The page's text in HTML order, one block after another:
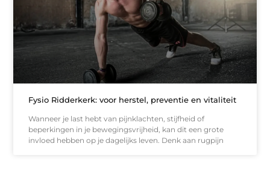
Fysio Ridderkerk: voor herstel, preventie en vitaliteit
Wanneer je last hebt van pijnklachten, stijfheid of
beperkingen in je bewegingsvrijheid, kan dit een grote
invloed hebben op je dagelijks leven. Denk aan rugpijn